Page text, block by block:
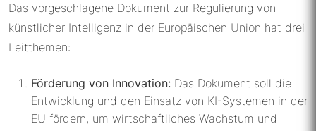
Das vorgeschlagene Dokument zur Regulierung von
künstlicher Intelligenz in der Europäischen Union hat drei
Leitthemen:
Förderung von Innovation: Das Dokument soll die
Entwicklung und den Einsatz von KI-Systemen in der
EU fördern, um wirtschaftliches Wachstum und